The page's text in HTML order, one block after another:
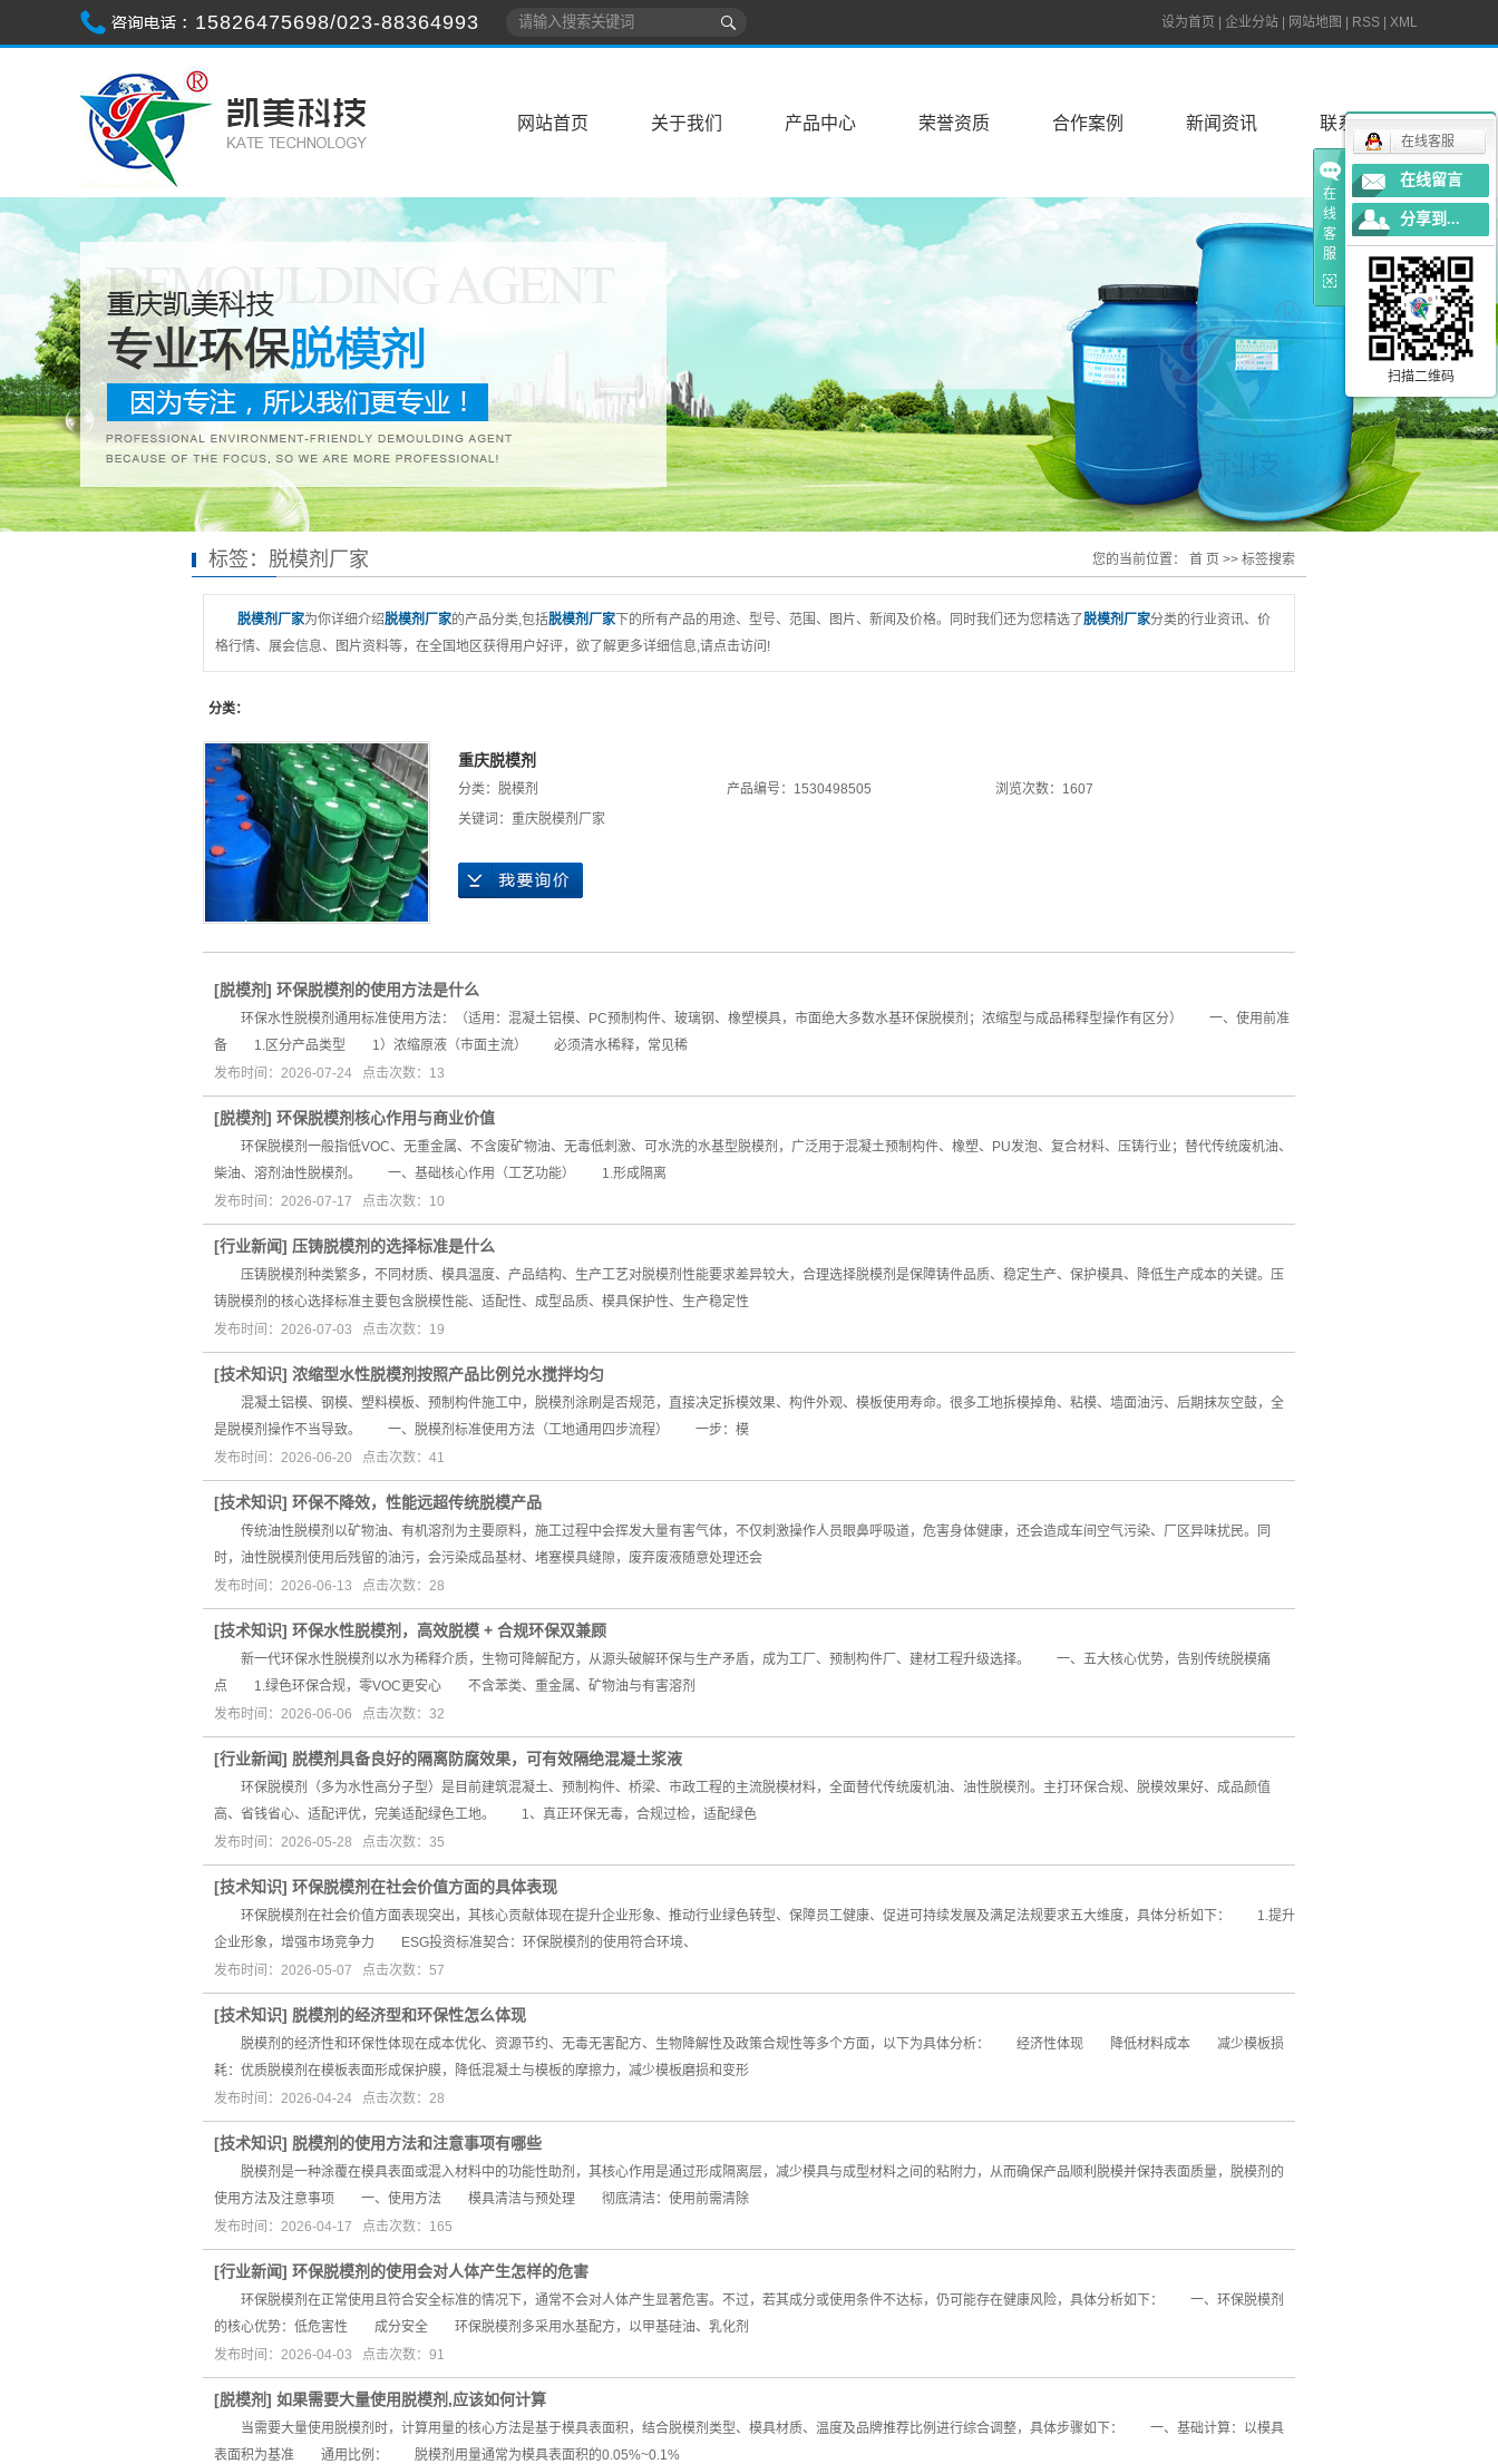
15826475698/023-88364993 设为首页 企业分站 网站地图 RSS XML
网站首页 关于我们 产品中心 荣誉资质 合作案例 新闻资讯 联系我们
标签：脱模剂厂家 您的当前位置： 首 页 >> 标签搜索
脱模剂厂家为你详细介绍脱模剂厂家的产品分类,包括脱模剂厂家 下的所有产品的用途、型号、范围、图片、新闻及价格。同时我们还为您精选了脱模剂厂家分类的行业资讯、价
格行情、展会信息、图片资料等，在全国地区获得用户好评，欲了解更多详细信息,请点击访问!
分类：
重庆脱模剂
分类： 脱模剂 产品编号：1530498505
浏览次数：1607
关键词： 重庆脱模剂厂家
[脱模剂] 环保脱模剂的使用方法是什么
环保水性脱模剂通用标准使用方法：（适用：混凝土铝模、PC预制构件、玻璃钢、橡塑模具，市面绝大多数水基环保脱模剂；浓缩型与成品稀释型操作有区分） 一、使用前准
备 1.区分产品类型 1）浓缩原液（市面主流） 必须清水稀释，常见稀
发布时间：2026-07-24 点击次数：13
[脱模剂] 环保脱模剂核心作用与商业价值
环保脱模剂一般指低VOC、无重金属、不含废矿物油、无毒低刺激、可水洗的水基型脱模剂，广泛用于混凝土预制构件、橡塑、PU发泡、复合材料、压铸行业；替代传统废机油、
柴油、溶剂油性脱模剂。 一、基础核心作用（工艺功能） 1.形成隔离
发布时间：2026-07-17 点击次数：10
[行业新闻] 压铸脱模剂的选择标准是什么
压铸脱模剂种类繁多，不同材质、模具温度、产品结构、生产工艺对脱模剂性能要求差异较大，合理选择脱模剂是保障铸件品质、稳定生产、保护模具、降低生产成本的关键。压
铸脱模剂的核心选择标准主要包含脱模性能、适配性、成型品质、模具保护性、生产稳定性
发布时间：2026-07-03 点击次数：19
[技术知识] 浓缩型水性脱模剂按照产品比例兑水搅拌均匀
混凝土铝模、钢模、塑料模板、预制构件施工中，脱模剂涂刷是否规范，直接决定拆模效果、构件外观、模板使用寿命。很多工地拆模掉角、粘模、墙面油污、后期抹灰空鼓，全
是脱模剂操作不当导致。 一、脱模剂标准使用方法（工地通用四步流程） 一步：模
发布时间：2026-06-20 点击次数：41
[技术知识] 环保不降效，性能远超传统脱模产品
传统油性脱模剂以矿物油、有机溶剂为主要原料，施工过程中会挥发大量有害气体，不仅刺激操作人员眼鼻呼吸道，危害身体健康，还会造成车间空气污染、厂区异味扰民。同
时，油性脱模剂使用后残留的油污，会污染成品基材、堵塞模具缝隙，废弃废液随意处理还会
发布时间：2026-06-13 点击次数：28
[技术知识] 环保水性脱模剂，高效脱模 + 合规环保双兼顾
新一代环保水性脱模剂以水为稀释介质，生物可降解配方，从源头破解环保与生产矛盾，成为工厂、预制构件厂、建材工程升级选择。 一、五大核心优势，告别传统脱模痛
点 1.绿色环保合规，零VOC更安心 不含苯类、重金属、矿物油与有害溶剂
发布时间：2026-06-06 点击次数：32
[行业新闻] 脱模剂具备良好的隔离防腐效果，可有效隔绝混凝土浆液
环保脱模剂（多为水性高分子型）是目前建筑混凝土、预制构件、桥梁、市政工程的主流脱模材料，全面替代传统废机油、油性脱模剂。主打环保合规、脱模效果好、成品颜值
高、省钱省心、适配评优，完美适配绿色工地。 1、真正环保无毒，合规过检，适配绿色
发布时间：2026-05-28 点击次数：35
[技术知识] 环保脱模剂在社会价值方面的具体表现
环保脱模剂在社会价值方面表现突出，其核心贡献体现在提升企业形象、推动行业绿色转型、保障员工健康、促进可持续发展及满足法规要求五大维度，具体分析如下： 1.提升
企业形象，增强市场竞争力 ESG投资标准契合：环保脱模剂的使用符合环境、
发布时间：2026-05-07 点击次数：57
[技术知识] 脱模剂的经济型和环保性怎么体现
脱模剂的经济性和环保性体现在成本优化、资源节约、无毒无害配方、生物降解性及政策合规性等多个方面，以下为具体分析： 经济性体现 降低材料成本 减少模板损
耗：优质脱模剂在模板表面形成保护膜，降低混凝土与模板的摩擦力，减少模板磨损和变形
发布时间：2026-04-24 点击次数：28
[技术知识] 脱模剂的使用方法和注意事项有哪些
脱模剂是一种涂覆在模具表面或混入材料中的功能性助剂，其核心作用是通过形成隔离层，减少模具与成型材料之间的粘附力，从而确保产品顺利脱模并保持表面质量，脱模剂的
使用方法及注意事项 一、使用方法 模具清洁与预处理 彻底清洁：使用前需清除
发布时间：2026-04-17 点击次数：165
[行业新闻] 环保脱模剂的使用会对人体产生怎样的危害
环保脱模剂在正常使用且符合安全标准的情况下，通常不会对人体产生显著危害。不过，若其成分或使用条件不达标，仍可能存在健康风险，具体分析如下： 一、环保脱模剂
的核心优势：低危害性 成分安全 环保脱模剂多采用水基配方，以甲基硅油、乳化剂
发布时间：2026-04-03 点击次数：91
[脱模剂] 如果需要大量使用脱模剂,应该如何计算
当需要大量使用脱模剂时，计算用量的核心方法是基于模具表面积，结合脱模剂类型、模具材质、温度及品牌推荐比例进行综合调整，具体步骤如下： 一、基础计算：以模具
表面积为基准 通用比例： 脱模剂用量通常为模具表面积的0.05%~0.1%
在
线
客
服
在线客服
在线留言
分享到...
扫描二维码